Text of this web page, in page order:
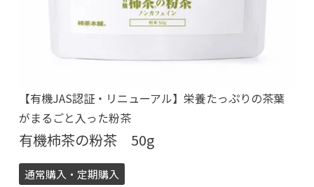
【有機JAS認証・リニューアル】栄養たっぷりの茶葉
がまるごと入った粉茶
有機柿茶の粉茶 50g
通常購入・定期購入